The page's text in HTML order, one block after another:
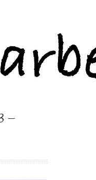
–